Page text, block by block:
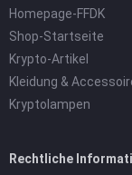
Homepage-FFDK
Shop-Startseite
Krypto-Artikel
Kleidung &
Kryptolampen
Rechtliche